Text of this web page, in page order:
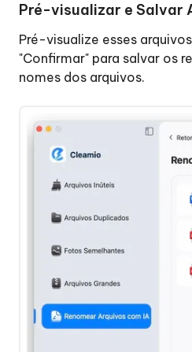
Pré-visualizar e Salvar
Pré-visualize esses
"Confirmar" para salvar os
nomes dos arquivos.